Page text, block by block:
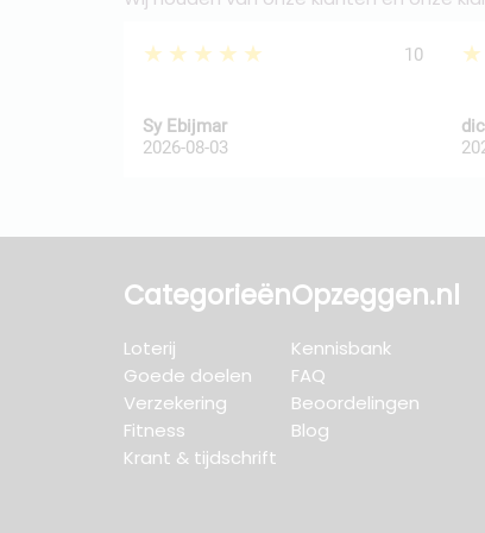
★★★★★ 10
Sy Ebijmar
2026-08-03
Categorieën
Loterij
Goede doelen
Verzekering
Fitness
Krant & tijdschrift
Opzeggen.nl
Kennisbank
FAQ
Beoordelingen
Blog